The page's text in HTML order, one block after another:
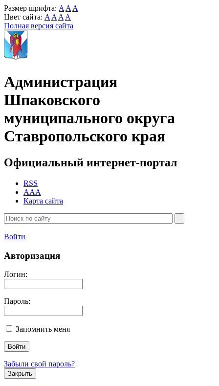
Размер шрифта: A A A
Цвет сайта: A A A A
Полная версия сайта
Администрация
Шпаковского
муниципального округа
Ставропольского края
Официальный интернет-портал
RSS
AAA
Карта сайта
Войти
Авторизация
Логин:
Пароль:
Запомнить меня
Забыли свой пароль?
Закрыть